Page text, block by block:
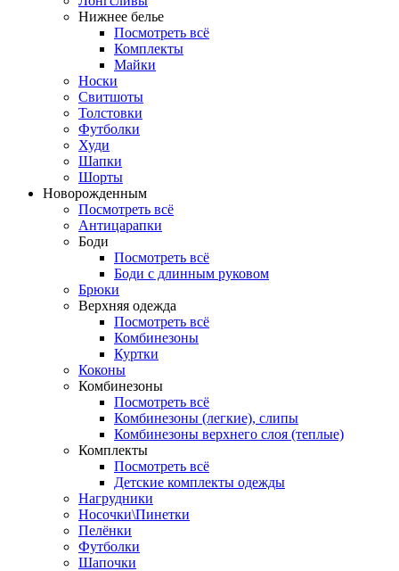
Нижнее белье
Посмотреть всё
Комплекты
Майки
Носки
Свитшоты
Толстовки
Футболки
Худи
Шапки
Шорты
Новорожденным
Посмотреть всё
Антицарапки
Боди
Посмотреть всё
Боди с длинным руковом
Брюки
Верхняя одежда
Посмотреть всё
Комбинезоны
Куртки
Коконы
Комбинезоны
Посмотреть всё
Комбинезоны (легкие), слипы
Комбинезоны верхнего слоя (теплые)
Комплекты
Посмотреть всё
Детские комплекты одежды
Нагрудники
Носочки\Пинетки
Пелёнки
Футболки
Шапочки